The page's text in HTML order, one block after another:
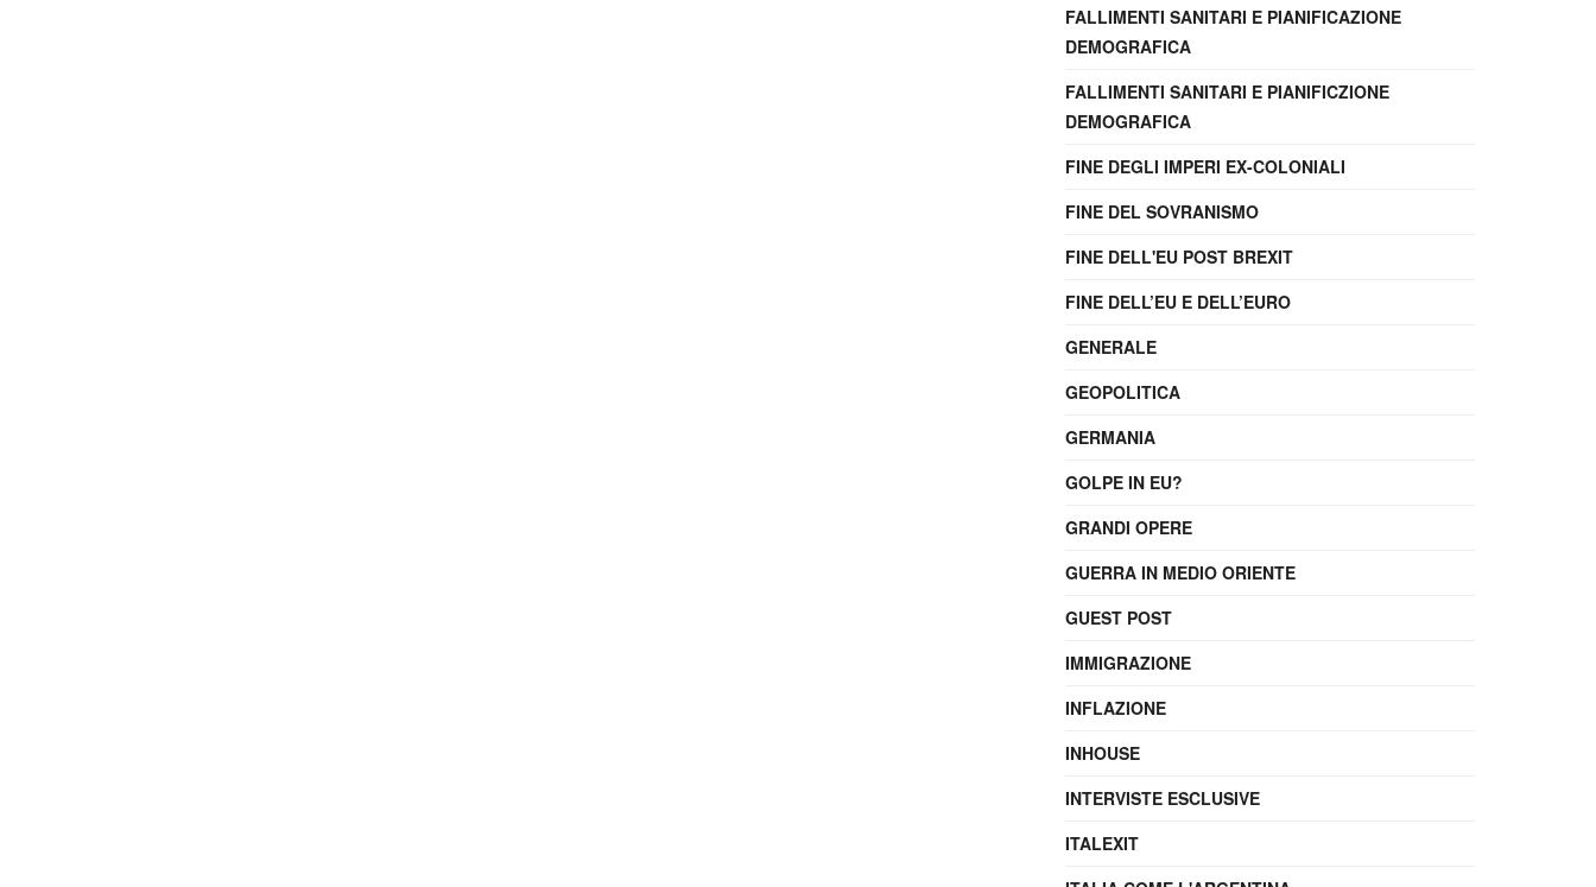
FALLIMENTI SANITARI E PIANIFICAZIONE
DEMOGRAFICA
FALLIMENTI SANITARI E PIANIFICZIONE
DEMOGRAFICA
FINE DEGLI IMPERI EX-COLONIALI
FINE DEL SOVRANISMO
FINE DELL'EU POST BREXIT
FINE DELL’EU E DELL’EURO
GENERALE
GEOPOLITICA
GERMANIA
GOLPE IN EU?
GRANDI OPERE
GUERRA IN MEDIO ORIENTE
GUEST POST
IMMIGRAZIONE
INFLAZIONE
INHOUSE
INTERVISTE ESCLUSIVE
ITALEXIT